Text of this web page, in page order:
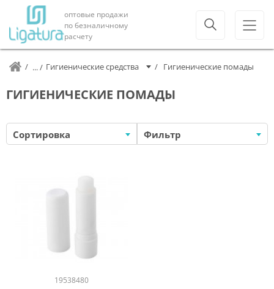
оптовые продажи
по безналичному
расчету
Гигиенические средства Гигиенические помады
ГИГИЕНИЧЕСКИЕ ПОМАДЫ
Сортировка Фильтр
19538480